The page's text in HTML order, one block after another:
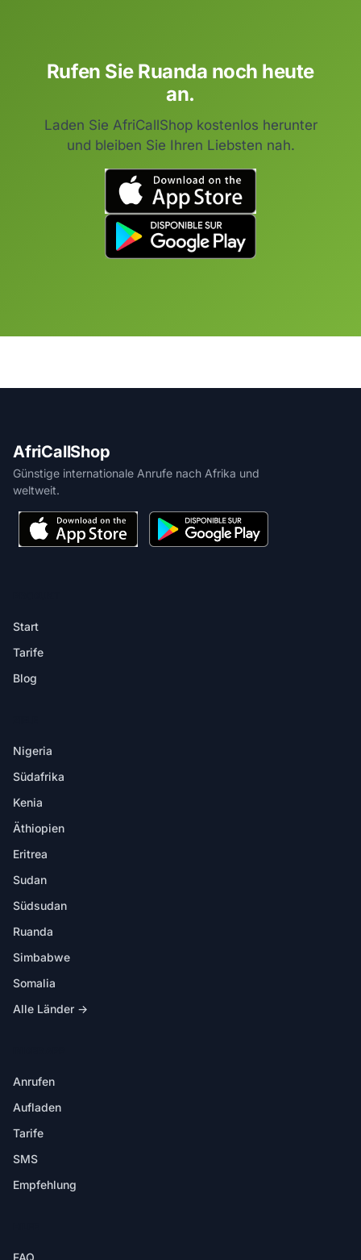
Rufen Sie Ruanda noch heute
an.
Laden Sie AfriCallShop kostenlos herunter
und bleiben Sie Ihren Liebsten nah.
AfriCallShop
Günstige internationale Anrufe nach Afrika und
weltweit.
Start
Tarife
Blog
Nigeria
Südafrika
Kenia
Äthiopien
Eritrea
Sudan
Südsudan
Ruanda
Simbabwe
Somalia
Alle Länder →
Anrufen
Aufladen
Tarife
SMS
Empfehlung
FAQ